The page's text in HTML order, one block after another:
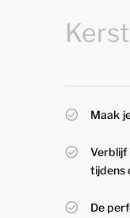
Maak
Verblijf
tijdens
De